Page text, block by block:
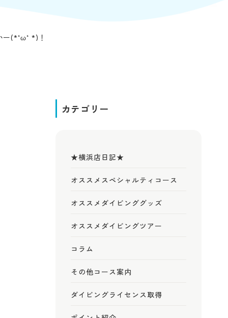
(*‘ω‘ *)！
カテゴリー
★横浜店日記★
オススメスペシャルティコース
オススメダイビンググッズ
オススメダイビングツアー
コラム
その他コース案内
ダイビングライセンス取得